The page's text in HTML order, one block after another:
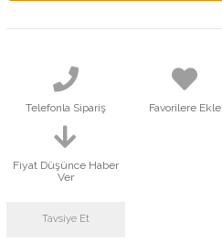
Telefonla Sipariş Favorilere Ekle
Fiyat Düşünce Haber
Ver
Tavsiye Et